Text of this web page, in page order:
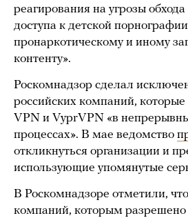
реагирования на угрозы
доступа к детской
пронаркотическому и иному
контенту».
Роскомнадзор сделал
российских компаний,
VPN и VyprVPN «в
процессах». В мае ведомство
откликнуться организации и
использующие упомянутые
В Роскомнадзоре отметили,
компаний, которым разрешено